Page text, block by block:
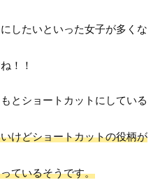
したいといった女子が多くな
！！
とショートカットにしている
けどショートカットの役柄が
ているそうです。